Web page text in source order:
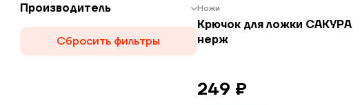
Производитель
Сбросить фильтры
Ножи
Крючок для ложки САКУРА
нерж
249 ₽